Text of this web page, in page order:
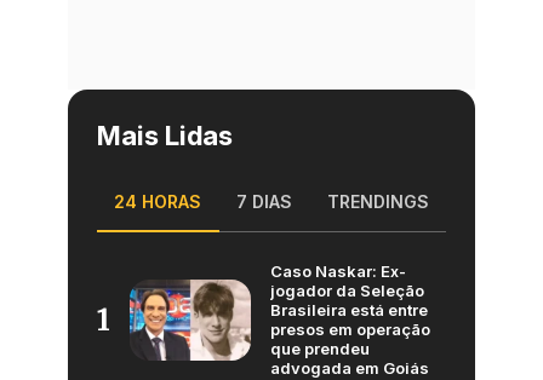
Mais Lidas
24 HORAS 7 DIAS TRENDINGS
1
Caso Naskar: Ex-
jogador da Seleção
Brasileira está entre
presos em operação
que prendeu
advogada em Goiás